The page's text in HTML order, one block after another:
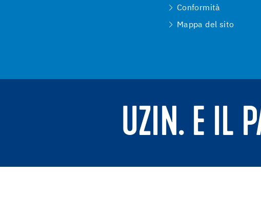
Conformità
Mappa del sito
UZIN. E IL